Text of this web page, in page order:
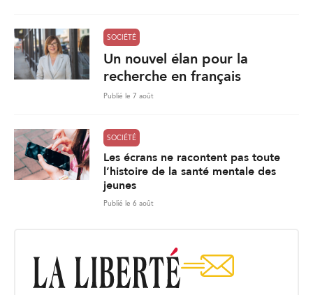
SOCIÉTÉ
Un nouvel élan pour la
recherche en français
Publié le 7 août
SOCIÉTÉ
Les écrans ne racontent pas toute
l’histoire de la santé mentale des
jeunes
Publié le 6 août